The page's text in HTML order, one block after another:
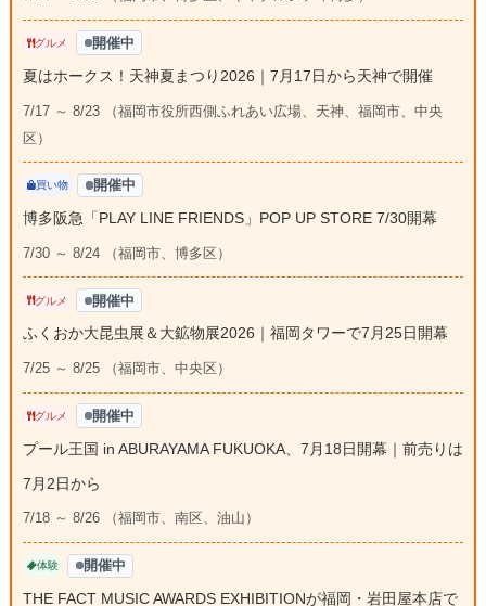
グルメ 開催中
夏はホークス！天神夏まつり2026｜7月17日から天神で開催
7/17 ～ 8/23 （福岡市役所西側ふれあい広場、天神、福岡市、中央
区）
買い物 開催中
博多阪急「PLAY LINE FRIENDS」POP UP STORE 7/30開幕
7/30 ～ 8/24 （福岡市、博多区）
グルメ 開催中
ふくおか大昆虫展＆大鉱物展2026｜福岡タワーで7月25日開幕
7/25 ～ 8/25 （福岡市、中央区）
グルメ 開催中
プール王国 in ABURAYAMA FUKUOKA、7月18日開幕｜前売りは
7月2日から
7/18 ～ 8/26 （福岡市、南区、油山）
体験 開催中
THE FACT MUSIC AWARDS EXHIBITIONが福岡・岩田屋本店で